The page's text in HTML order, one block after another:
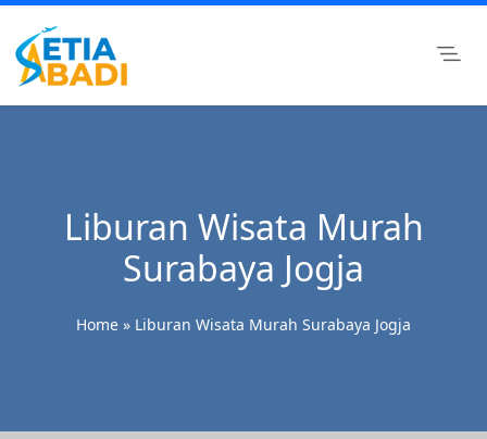
Skip
content
Setia Abadi Group
Paket Wisata Murah, Rental Mobil dan Rental Motor
Liburan Wisata Murah
Surabaya Jogja
Home » Liburan Wisata Murah Surabaya Jogja